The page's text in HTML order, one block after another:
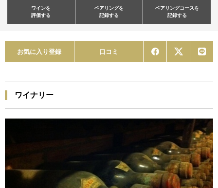
ワインを
評価する
ペアリングを
記録する
ペアリングコースを
記録する
お気に入り登録 口コミ
ワイナリー